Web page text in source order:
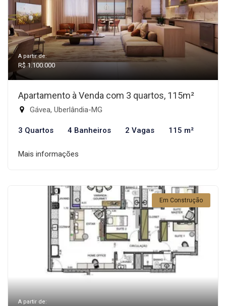
A partir de:
R$ 1.100.000
Apartamento à Venda com 3 quartos, 115m²
Gávea, Uberlândia-MG
3 Quartos 4 Banheiros 2 Vagas 115 m²
Mais informações
Em Construção
A partir de: